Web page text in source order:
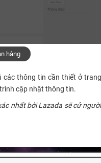
hàng
các thông tin cần thiết ở
cập nhật thông tin.
nhất bởi Lazada sẽ cử